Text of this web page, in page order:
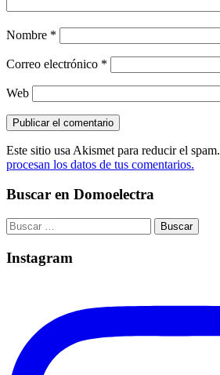
Nombre *
Correo electrónico *
Web
Este sitio usa Akismet para reducir el spam.
procesan los datos de tus comentarios.
Buscar en Domoelectra
Buscar:
Instagram